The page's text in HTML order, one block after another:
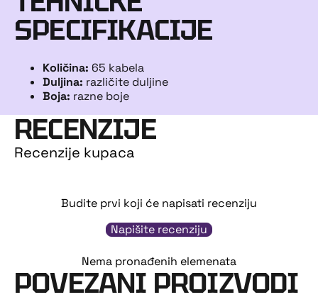
SPECIFIKACIJE
Količina: 65 kabela
Duljina: različite duljine
Boja: razne boje
RECENZIJE
Recenzije kupaca
Budite prvi koji će napisati recenziju
Napišite recenziju
Nema pronađenih elemenata
POVEZANI PROIZVODI